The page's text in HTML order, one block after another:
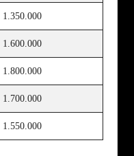
1.350.000
1.600.000
1.800.000
1.700.000
1.550.000